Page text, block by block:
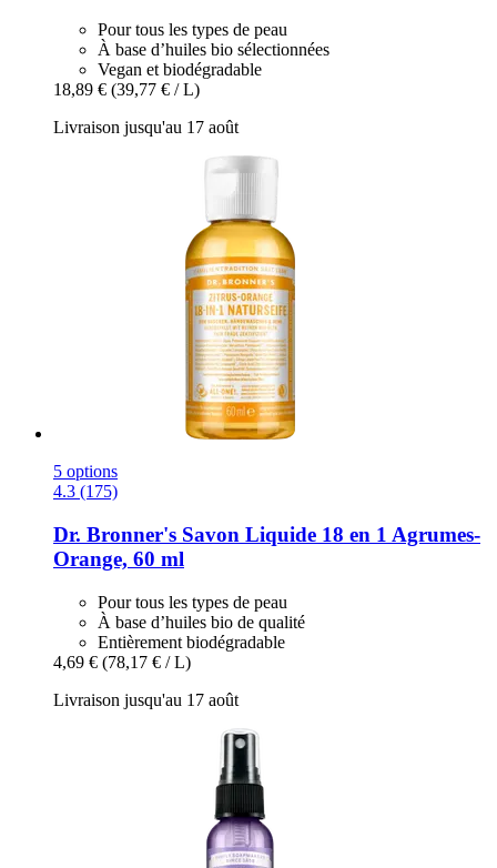
Pour tous les types de peau
À base d’huiles bio sélectionnées
Vegan et biodégradable
18,89 € (39,77 € / L)
Livraison jusqu'au 17 août
5 options
4.3 (175)
Dr. Bronner's Savon Liquide 18 en 1 Agrumes-​
Orange, 60 ml
Pour tous les types de peau
À base d’huiles bio de qualité
Entièrement biodégradable
4,69 € (78,17 € / L)
Livraison jusqu'au 17 août